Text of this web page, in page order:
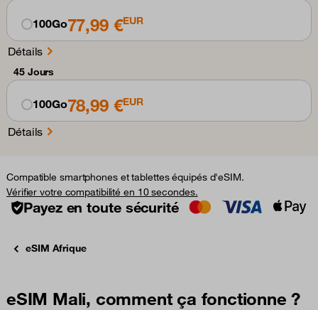
100Go77,99 €EUR
Détails
45 Jours
100Go78,99 €EUR
Détails
Compatible smartphones et tablettes équipés d'eSIM.
Vérifier votre compatibilité en 10 secondes.
Payez en toute sécurité
eSIM Afrique
eSIM Mali, comment ça fonctionne ?